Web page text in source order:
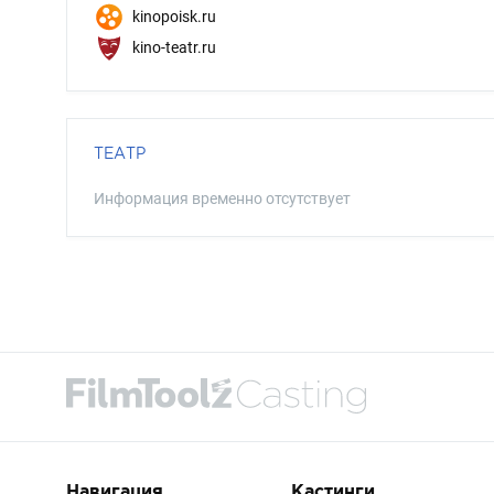
kinopoisk.ru
kino-teatr.ru
ТЕАТР
Информация временно отсутствует